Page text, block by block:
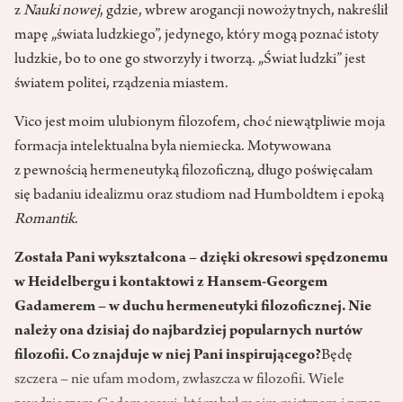
zNauki nowej, gdzie, wbrew arogancji nowożytnych, nakreślił
mapę „świata ludzkiego”, jedynego, który mogą poznać istoty
ludzkie, bo to one go stworzyły i tworzą. „Świat ludzki” jest
światem politei, rządzenia miastem.
Vico jest moim ulubionym filozofem, choć niewątpliwie moja
formacja intelektualna była niemiecka. Motywowana
z pewnością hermeneutyką filozoficzną, długo poświęcałam
się badaniu idealizmu oraz studiom nad Humboldtem i epoką
Romantik.
Została Pani wykształcona – dzięki okresowi spędzonemu
w Heidelbergu i kontaktowi z Hansem-Georgem
Gadamerem – w duchu hermeneutyki filozoficznej. Nie
należy ona dzisiaj do najbardziej popularnych nurtów
filozofii. Co znajduje w niej Pani inspirującego?Będę
szczera – nie ufam modom, zwłaszcza w filozofii. Wiele